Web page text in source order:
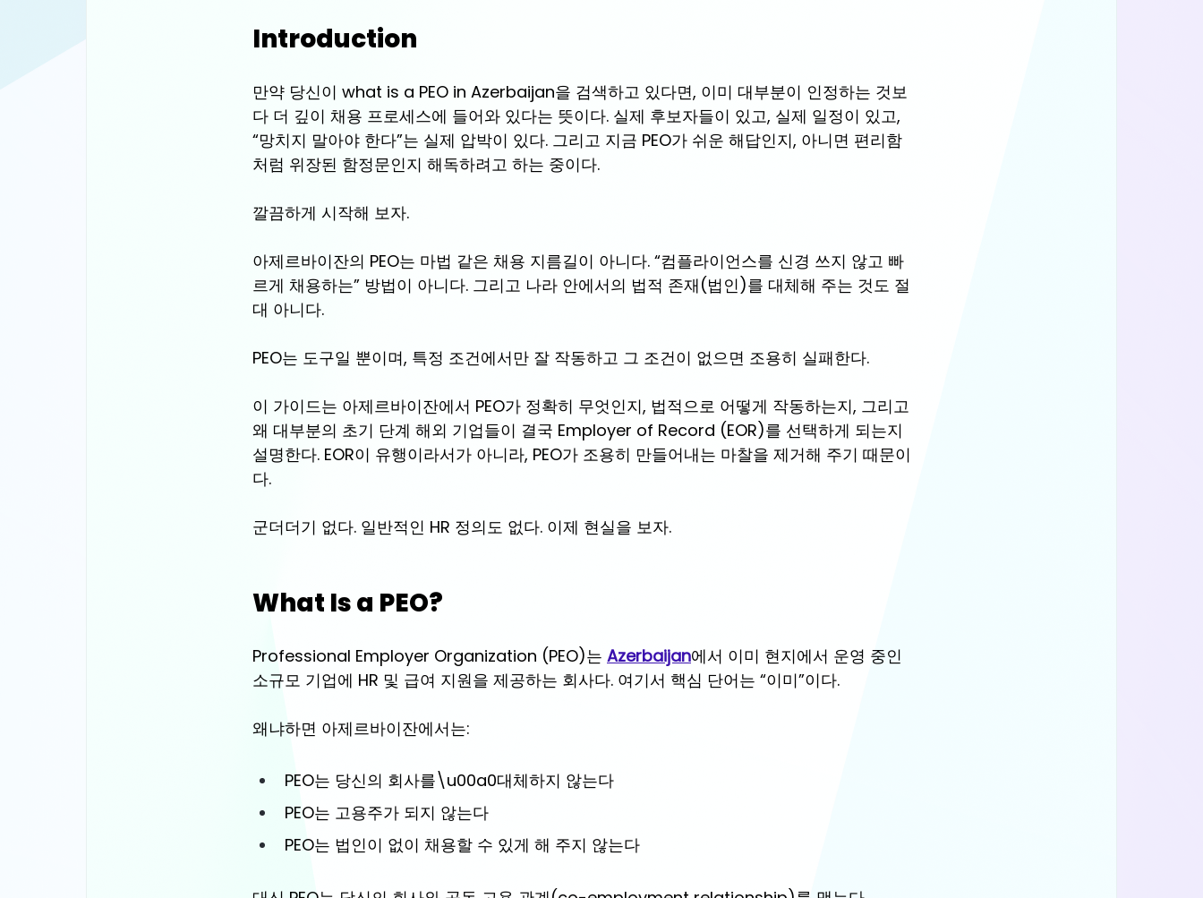
Introduction
만약 당신이 what is a PEO in Azerbaijan을 검색하고 있다면, 이미 대부분이 인정하는 것보
다 더 깊이 채용 프로세스에 들어와 있다는 뜻이다. 실제 후보자들이 있고, 실제 일정이 있고,
“망치지 말아야 한다”는 실제 압박이 있다. 그리고 지금 PEO가 쉬운 해답인지, 아니면 편리함
처럼 위장된 함정문인지 해독하려고 하는 중이다.
깔끔하게 시작해 보자.
아제르바이잔의 PEO는 마법 같은 채용 지름길이 아니다. “컴플라이언스를 신경 쓰지 않고 빠
르게 채용하는” 방법이 아니다. 그리고 나라 안에서의 법적 존재(법인)를 대체해 주는 것도 절
대 아니다.
PEO는 도구일 뿐이며, 특정 조건에서만 잘 작동하고 그 조건이 없으면 조용히 실패한다.
이 가이드는 아제르바이잔에서 PEO가 정확히 무엇인지, 법적으로 어떻게 작동하는지, 그리고
왜 대부분의 초기 단계 해외 기업들이 결국 Employer of Record (EOR)를 선택하게 되는지
설명한다. EOR이 유행이라서가 아니라, PEO가 조용히 만들어내는 마찰을 제거해 주기 때문이
다.
군더더기 없다. 일반적인 HR 정의도 없다. 이제 현실을 보자.
What Is a PEO?
Professional Employer Organization (PEO)는 Azerbaijan에서 이미 현지에서 운영 중인
소규모 기업에 HR 및 급여 지원을 제공하는 회사다. 여기서 핵심 단어는 “이미”이다.
왜냐하면 아제르바이잔에서는:
PEO는 당신의 회사를\u00a0대체하지 않는다
PEO는 고용주가 되지 않는다
PEO는 법인이 없이 채용할 수 있게 해 주지 않는다